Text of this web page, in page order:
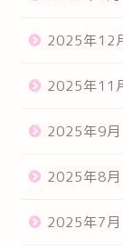
2025年12
2025年11
2025年9月
2025年8月
2025年7月